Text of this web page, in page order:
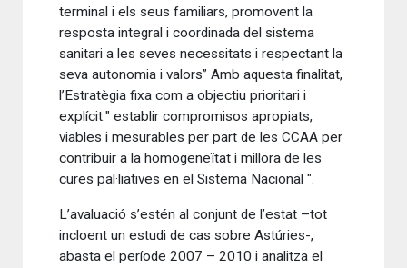
terminal i els seus familiars, promovent la
resposta integral i coordinada del sistema
sanitari a les seves necessitats i respectant la
seva autonomia i valors” Amb aquesta finalitat,
l’Estratègia fixa com a objectiu prioritari i
explícit:" establir compromisos apropiats,
viables i mesurables per part de les CCAA per
contribuir a la homogeneïtat i millora de les
cures pal·liatives en el Sistema Nacional ".
L’avaluació s’estén al conjunt de l’estat –tot
incloent un estudi de cas sobre Astúries-,
abasta el període 2007 – 2010 i analitza el